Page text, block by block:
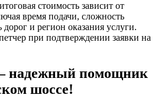
стоимость зависит от
время подачи, сложность
и регион оказания услуги.
при подтверждении заявки на
надежный помощник
шоссе!